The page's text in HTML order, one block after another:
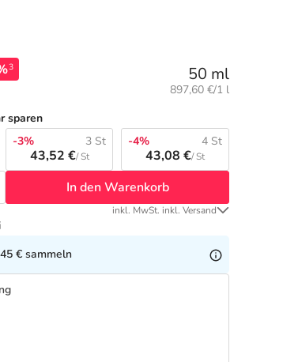
3 50 ml
Grundpreis:
897,60 €/1 l
sparen
-3% 3 St
43,52 €/ St
-4% 4 St
43,08 €/ St
In den Warenkorb
inkl. MwSt. inkl. Versand
€ sammeln